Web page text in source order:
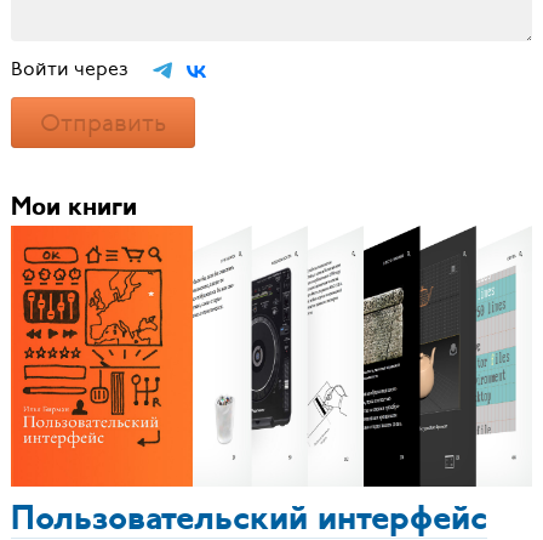
Войти через
Отправить
Мои книги
Пользовательский интерфейс